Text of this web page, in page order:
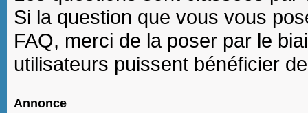
Si la question que vous vous
FAQ, merci de la poser par le
utilisateurs puissent bénéficier
Annonce